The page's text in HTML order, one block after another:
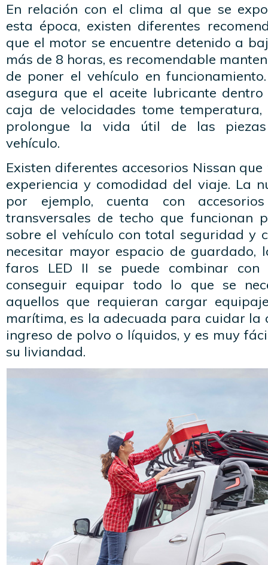
En relación con el clima al que se
esta época, existen diferentes
que el motor se encuentre detenido a
más de 8 horas, es recomendable
de poner el vehículo en
asegura que el aceite lubricante
caja de velocidades tome
prolongue la vida útil de las piezas
vehículo.
Existen diferentes accesorios Nissan
experiencia y comodidad del viaje. La
por ejemplo, cuenta con
transversales de techo que funcionan
sobre el vehículo con total seguridad y
necesitar mayor espacio de guardado,
faros LED II se puede combinar
conseguir equipar todo lo que se
aquellos que requieran cargar
marítima, es la adecuada para cuidar la
ingreso de polvo o líquidos, y es muy
su liviandad.